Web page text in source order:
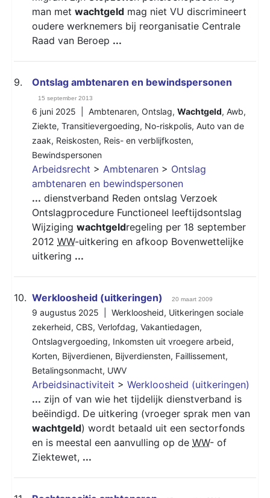
man met wachtgeld mag niet VU discrimineert
oudere werknemers bij reorganisatie Centrale
Raad van Beroep ...
9. Ontslag ambtenaren en bewindspersonen
15 september 2013
6 juni 2025 | Ambtenaren, Ontslag, Wachtgeld, Awb,
Ziekte, Transitievergoeding, No-riskpolis, Auto van de
zaak, Reiskosten, Reis- en verblijfkosten,
Bewindspersonen
Arbeidsrecht > Ambtenaren > Ontslag
ambtenaren en bewindspersonen
... dienstverband Reden ontslag Verzoek
Ontslagprocedure Functioneel leeftijdsontslag
Wijziging wachtgeldregeling per 18 september
2012 WW-uitkering en afkoop Bovenwettelijke
uitkering ...
10. Werkloosheid (uitkeringen) 20 maart 2009
9 augustus 2025 | Werkloosheid, Uitkeringen sociale
zekerheid, CBS, Verlofdag, Vakantiedagen,
Ontslagvergoeding, Inkomsten uit vroegere arbeid,
Korten, Bijverdienen, Bijverdiensten, Faillissement,
Betalingsonmacht, UWV
Arbeidsinactiviteit > Werkloosheid (uitkeringen)
... zijn of van wie het tijdelijk dienstverband is
beëindigd. De uitkering (vroeger sprak men van
wachtgeld) wordt betaald uit een sectorfonds
en is meestal een aanvulling op de WW- of
Ziektewet, ...